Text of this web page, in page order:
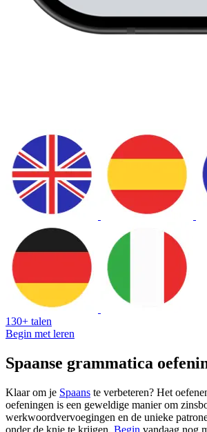
130+ talen
Begin met leren
Spaanse grammatica
Klaar om je Spaans te verbeteren? Het
oefeningen is een geweldige manier om
werkwoordvervoegingen en de unieke
onder de knie te krijgen. Begin vandaag nog